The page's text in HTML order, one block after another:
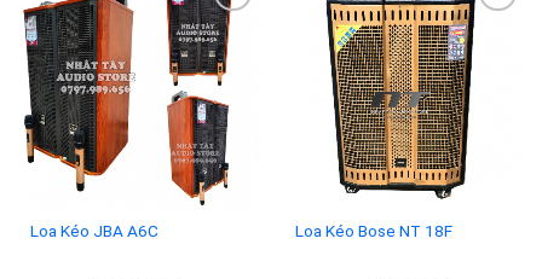
Add to
wishlist
Loa Kéo JBA A6C
Add to
wishlist
Loa Kéo Bose NT 18F